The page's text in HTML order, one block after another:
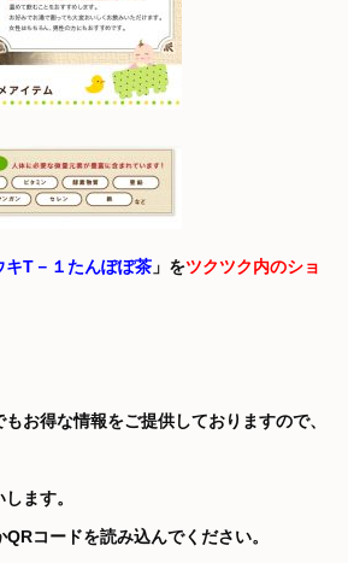
キT－１たんぽぽ茶 」をツクツク内のショ
お得な情報をご提供しておりますので、
ます。
コードを読み込んでください。